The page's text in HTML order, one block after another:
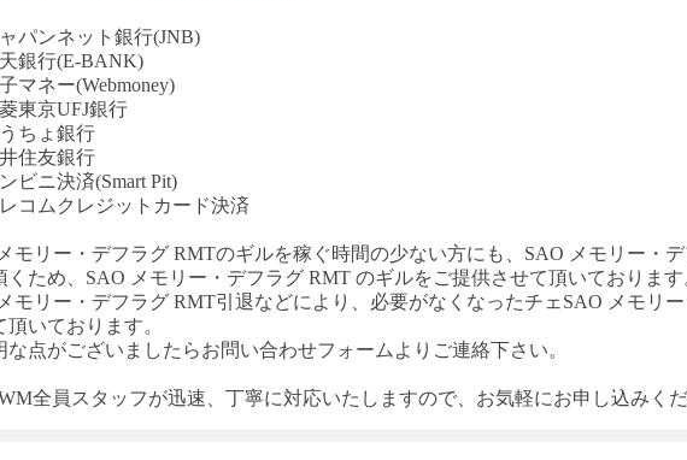
パンネット銀行(JNB)
銀行(E-BANK)
マネー(Webmoney)
東京UFJ銀行
ちょ銀行
住友銀行
ビニ決済(Smart Pit)
コムクレジットカード決済
モリー・デフラグ RMTのギルを稼ぐ時間の少ない方にも、 SAO メモリー・
ため、 SAO メモリー・デフラグ RMT のギルをご提供させて頂いております
モリー・デフラグ RMT引退などにより、必要がなくなったチェ SAO メモリ
頂いております。
な点がございましたらお問い合わせフォームよりご連絡下さい。
全員スタッフが迅速、丁寧に対応いたしますので、お気軽にお申し込みくだ